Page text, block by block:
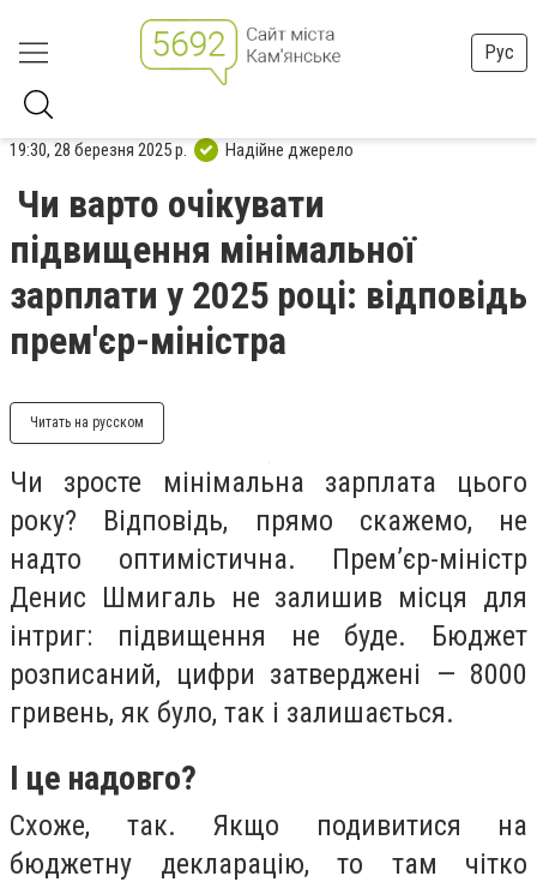
Рус
19:30, 28 березня 2025 р. Надійне джерело
Чи варто очікувати
підвищення мінімальної
зарплати у 2025 році: відповідь
прем'єр-міністра
Читать на русском
Чи зросте мінімальна зарплата цього
року? Відповідь, прямо скажемо, не
надто оптимістична. Прем’єр-міністр
Денис Шмигаль не залишив місця для
інтриг: підвищення не буде. Бюджет
розписаний, цифри затверджені — 8000
гривень, як було, так і залишається.
І це надовго?
Схоже, так. Якщо подивитися на
бюджетну декларацію, то там чітко